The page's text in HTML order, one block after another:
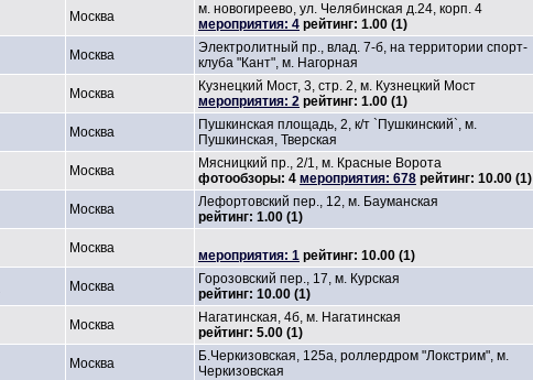
Москва
м. новогиреево, ул. Челябинская д.24, корп. 4
мероприятия: 4 рейтинг: 1.00 (1)
Москва
Электролитный пр., влад. 7-б, на территории спорт-
клуба "Кант", м. Нагорная
Москва
Кузнецкий Мост, 3, стр. 2, м. Кузнецкий Мост
мероприятия: 2 рейтинг: 1.00 (1)
Москва
Пушкинская площадь, 2, к/т `Пушкинский`, м.
Пушкинская, Тверская
Москва
Мясницкий пр., 2/1, м. Красные Ворота
фотообзоры: 4 мероприятия: 678 рейтинг: 10.00 (1)
Москва
Лефортовский пер., 12, м. Бауманская
рейтинг: 1.00 (1)
Москва мероприятия: 1 рейтинг: 10.00 (1)
Москва
Горозовский пер., 17, м. Курская
рейтинг: 10.00 (1)
Москва
Нагатинская, 4б, м. Нагатинская
рейтинг: 5.00 (1)
Москва
Б.Черкизовская, 125а, роллердром "Локстрим", м.
Черкизовская